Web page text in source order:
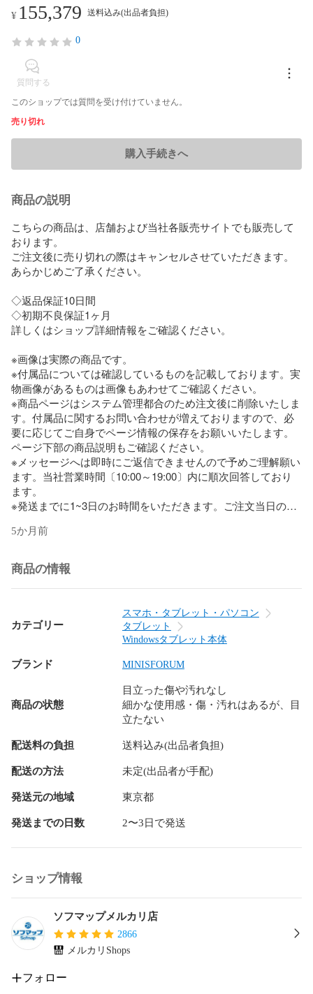
¥ 155,379 送料込み(出品者負担)
0
質問する
このショップでは質問を受け付けていません。
売り切れ
購入手続きへ
商品の説明
こちらの商品は、店舗および当社各販売サイトでも販売して
おります。
ご注文後に売り切れの際はキャンセルさせていただきます。
あらかじめご了承ください。
◇返品保証10日間
◇初期不良保証1ヶ月
詳しくはショップ詳細情報をご確認ください。
※画像は実際の商品です。
※付属品については確認しているものを記載しております。実
物画像があるものは画像もあわせてご確認ください。
※商品ページはシステム管理都合のため注文後に削除いたしま
す。付属品に関するお問い合わせが増えておりますので、必
要に応じてご自身でページ情報の保存をお願いいたします。
ページ下部の商品説明もご確認ください。
※メッセージへは即時にご返信できませんので予めご理解願い
ます。当社営業時間〔10:00～19:00〕内に順次回答しており
ます。
※発送までに1~3日のお時間をいただきます。ご注文当日の発
〔メーカー〕MINISFORUM(ミニズフォーラム)
〔シリーズ名〕MINISFORUM V3
〔OS〕Windows 11 Pro
〔CPU〕AMD Ryzen 7 8840U (3.3GHz)
〔ストレージ〕1TB
〔光学ドライブ〕ドライブ別売
〔モニターサイズ〕14インチ
〔モニター種別〕タッチパネルモニタ
〔モニター解像度〕2560x1600/WQXGA
〔グラフィックチップ〕Radeon 780M
〔無線LAN規格〕WiFi(a/b/g/n/ac/ax)
〔Bluetooth規格〕Bluetooth
〔重量〕950g(カタログ値)
〔ジャンル〕タブレットPC
〔CPU区分〕その他
〔ストレージ区分〕SSD
〔シリーズ名区分〕Windowsタブレット
〔キャリア区分〕Wi-Fi
〔CPUスコア〕23750 （PassMarkスコア20000OVER）
■商品情報
〔中古品〕
5か月前
商品の情報
カテゴリー
スマホ・タブレット・パソコン
タブレット
Windowsタブレット本体
ブランド MINISFORUM
商品の状態
目立った傷や汚れなし
細かな使用感・傷・汚れはあるが、目
立たない
配送料の負担 送料込み(出品者負担)
配送の方法 未定(出品者が手配)
発送元の地域 東京都
発送までの日数 2〜3日で発送
ショップ情報
ソフマップメルカリ店
2866
メルカリShops
フォロー